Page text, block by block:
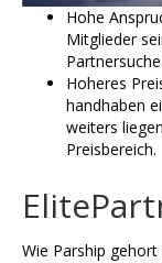
Hohe
Mitglieder
Partnersuche.
Hoheres
handhaben
weiters
Preisbereich.
Wie Parship